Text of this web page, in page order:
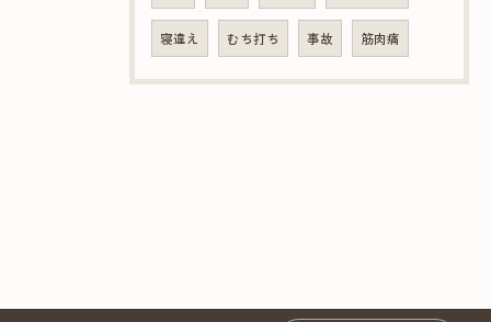
寝違え むち打ち 事故 筋肉痛